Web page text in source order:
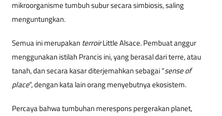
mikroorganisme tumbuh subur secara simbiosis, saling
menguntungkan.
Semua ini merupakan terroirLittle Alsace. Pembuat anggur
menggunakan istilah Prancis ini, yang berasal dari terre, atau
tanah, dan secara kasar diterjemahkan sebagai “sense of
place”, dengan kata lain orang menyebutnya ekosistem.
Percaya bahwa tumbuhan merespons pergerakan planet,